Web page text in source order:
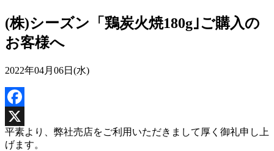
(株)シーズン「鶏炭火焼180g｣ご購入の
お客様へ
2022年04月06日(水)
Facebook
X
平素より、弊社売店をご利用いただきまして厚く御礼申し上
げます。